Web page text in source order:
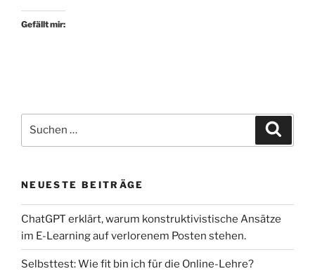
Gefällt mir:
nach:
NEUESTE BEITRÄGE
ChatGPT erklärt, warum konstruktivistische Ansätze
im E-Learning auf verlorenem Posten stehen.
Selbsttest: Wie fit bin ich für die Online-Lehre?